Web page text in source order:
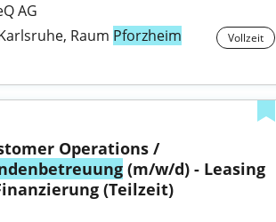
AG
Raum Pforzheim Vollzeit
Customer Operations /
(m/w/d) - Leasing
(Teilzeit)